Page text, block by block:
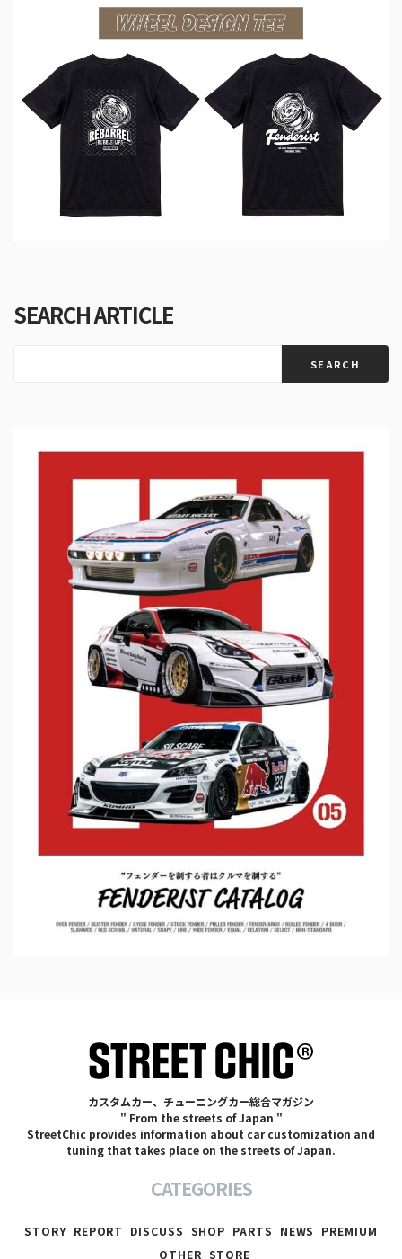
SEARCH ARTICLE
SEARCH
カスタムカー、チューニングカー総合マガジン
" From the streets of Japan "
StreetChic provides information about car customization and
tuning that takes place on the streets of Japan.
CATEGORIES
STORY REPORT DISCUSS SHOP PARTS NEWS
PREMIUM
OTHER STORE